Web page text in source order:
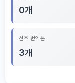
0개
선호 번역본
3개